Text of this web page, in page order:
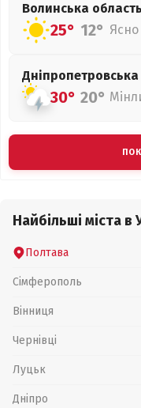
Волинська область
25° 12° Ясно
Дніпропетровська
30° 20°
Найбільші міста в
Полтава
Сімферополь
Вінниця
Чернівці
Луцьк
Дніпро